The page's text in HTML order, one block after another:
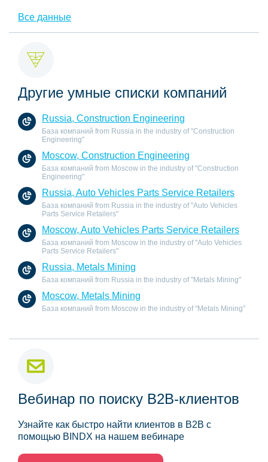
Все данные
Другие умные списки компаний
Russia, Construction Engineering
База компаний from Russia in the industry of "Construction
Engineering"
Moscow, Construction Engineering
База компаний from Moscow in the industry of "Construction
Engineering"
Russia, Auto Vehicles Parts Service Retailers
База компаний from Russia in the industry of "Auto Vehicles
Parts Service Retailers"
Moscow, Auto Vehicles Parts Service Retailers
База компаний from Moscow in the industry of "Auto Vehicles
Parts Service Retailers"
Russia, Metals Mining
База компаний from Russia in the industry of "Metals Mining"
Moscow, Metals Mining
База компаний from Moscow in the industry of "Metals Mining"
Вебинар по поиску B2B-клиентов
Узнайте как быстро найти клиентов в B2B с
помощью BINDX на нашем вебинаре